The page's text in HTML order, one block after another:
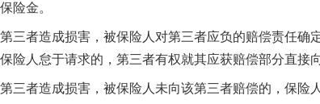
险金。
者造成损害，被保险人对第三者应负的赔偿责任确
险人怠于请求的，第三者有权就其应获赔偿部分直接
者造成损害，被保险人未向该第三者赔偿的，保险人
标问题” 法徽映军营 权益有保障